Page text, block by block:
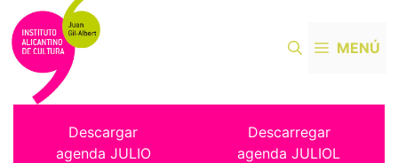
MENÚ
Descargar
agenda JULIO
Descarregar
agenda JULIOL